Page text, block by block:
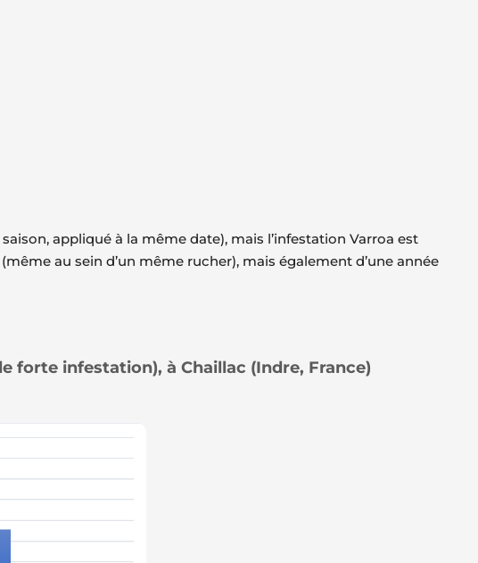
appliqué à la même date), mais l’infestation Varroa est
au sein d’un même rucher), mais également d’une année
forte infestation), à Chaillac (Indre, France)